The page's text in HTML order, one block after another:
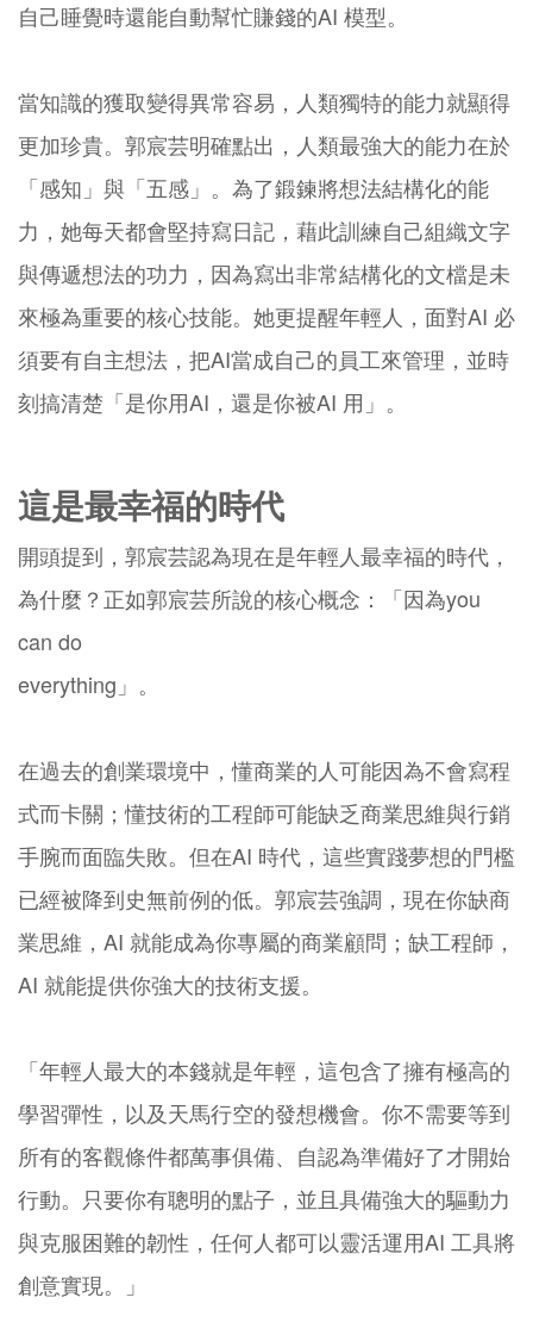
自己睡覺時還能自動幫忙賺錢的AI 模型。
當知識的獲取變得異常容易，人類獨特的能力就顯得
更加珍貴。郭宸芸明確點出，人類最強大的能力在於
「感知」與「五感」。為了鍛鍊將想法結構化的能
力，她每天都會堅持寫日記，藉此訓練自己組織文字
與傳遞想法的功力，因為寫出非常結構化的文檔是未
來極為重要的核心技能。她更提醒年輕人，面對AI 必
須要有自主想法，把AI當成自己的員工來管理，並時
刻搞清楚「是你用AI，還是你被AI 用」。
這是最幸福的時代
開頭提到，郭宸芸認為現在是年輕人最幸福的時代，
為什麼？正如郭宸芸所說的核心概念：「因為you
can do
everything」。
在過去的創業環境中，懂商業的人可能因為不會寫程
式而卡關；懂技術的工程師可能缺乏商業思維與行銷
手腕而面臨失敗。但在AI 時代，這些實踐夢想的門檻
已經被降到史無前例的低。郭宸芸強調，現在你缺商
業思維，AI 就能成為你專屬的商業顧問；缺工程師，
AI 就能提供你強大的技術支援。
「年輕人最大的本錢就是年輕，這包含了擁有極高的
學習彈性，以及天馬行空的發想機會。你不需要等到
所有的客觀條件都萬事俱備、自認為準備好了才開始
行動。只要你有聰明的點子，並且具備強大的驅動力
與克服困難的韌性，任何人都可以靈活運用AI 工具將
創意實現。」